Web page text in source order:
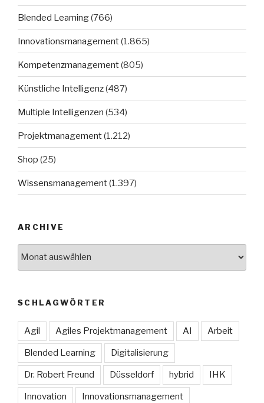
Blended Learning(766)
Innovationsmanagement(1.865)
Kompetenzmanagement(805)
Künstliche Intelligenz(487)
Multiple Intelligenzen (534)
Projektmanagement(1.212)
Shop (25)
Wissensmanagement(1.397)
ARCHIVE
SCHLAGWÖRTER
Agil Agiles Projektmanagement AI Arbeit
Blended Learning Digitalisierung
Dr. Robert Freund Düsseldorf hybrid IHK
Innovation Innovationsmanagement